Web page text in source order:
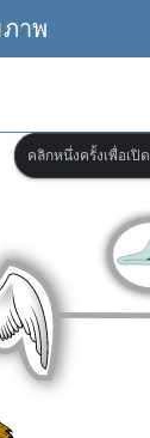
าพ
คลิกหนึ่งครั้งเพื่อเปิ